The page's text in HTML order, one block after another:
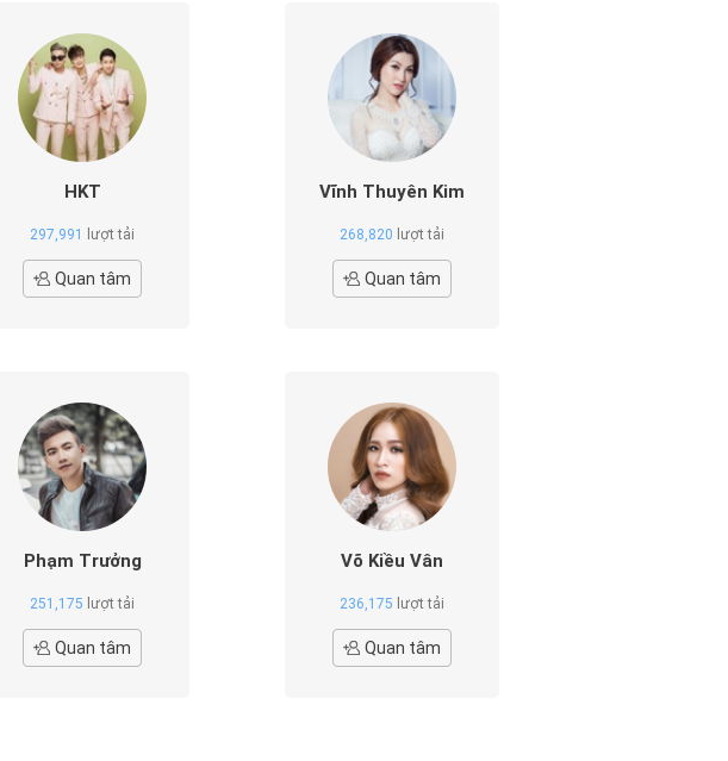
HKT
297,991 lượt tải
Quan tâm
Vĩnh Thuyên Kim
268,820 lượt tải
Quan tâm
Phạm Trưởng
251,175 lượt tải
Quan tâm
Võ Kiều Vân
236,175 lượt tải
Quan tâm